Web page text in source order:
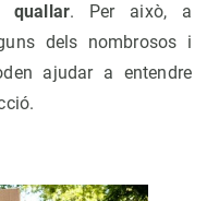
quallar. Per això, a
dels nombrosos i
ajudar a entendre